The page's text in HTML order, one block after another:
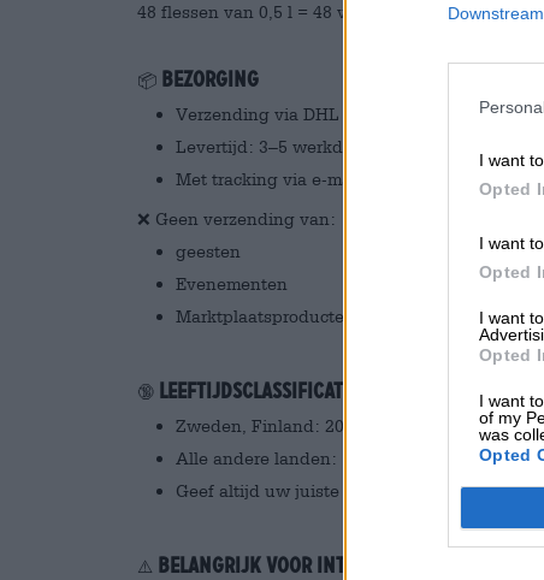
I want
Opted
I want
Opted
I want
Opted
I want
of my
was
Opted
48 flessen van 0,5 l = 48 verzendplaatsen → 2
📦 Bezorging
Verzending via DHL Internationaal
Levertijd: 3–5 werkdagen
Met tracking via e-mail
❌ Geen verzending van:
geesten
Evenementen
Marktplaatsproducten
🔞 Leeftijdsclassificatie (wettelijk
Zweden, Finland: 20 jaar
Alle andere landen: 18 jaar
Geef altijd uw juiste leeftijd op, anders kan
⚠️ Belangrijk voor internationale klanten